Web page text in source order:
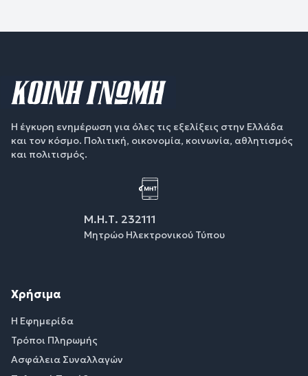
Η έγκυρη ενημέρωση για όλες τις εξελίξεις στην Ελλάδα
και τον κόσμο. Πολιτική, οικονομία, κοινωνία, αθλητισμός
και πολιτισμός.
Μ.Η.Τ. 232111
Μητρώο Ηλεκτρονικού Τύπου
Χρήσιμα
Η Εφημερίδα
Τρόποι Πληρωμής
Ασφάλεια Συναλλαγών